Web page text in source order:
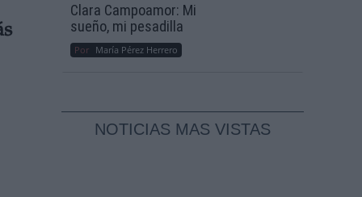
Clara Campoamor: Mi
sueño, mi pesadilla
Por María Pérez Herrero
NOTICIAS MAS VISTAS